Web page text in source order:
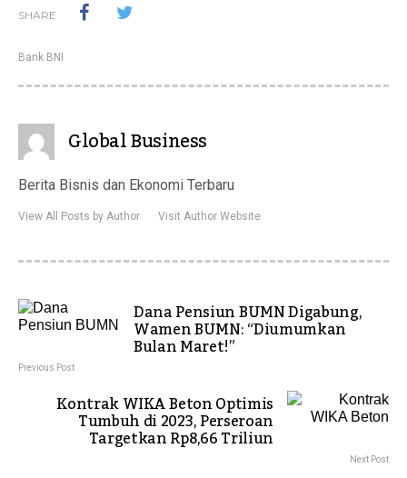
SHARE
Bank BNI
Global Business
Berita Bisnis dan Ekonomi Terbaru
View All Posts by Author Visit Author Website
Dana Pensiun BUMN Digabung,
Wamen BUMN: “Diumumkan
Bulan Maret!”
Previous Post
Kontrak WIKA Beton Optimis
Tumbuh di 2023, Perseroan
Targetkan Rp8,66 Triliun
Next Post